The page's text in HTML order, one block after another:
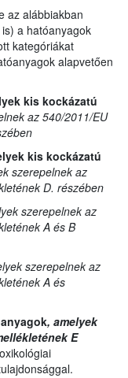
az alábbiakban
a hatóanyagok
kategóriákat
alapvetően
kis kockázatú
az 540/2011/EU
kis kockázatú
szerepelnek az
D. részében
szerepelnek az
A és B
szerepelnek az
A és
, amelyek
E